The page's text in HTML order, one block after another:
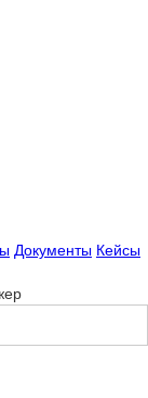
Документы Кейсы